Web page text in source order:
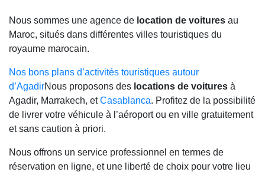
Nous sommes une agence de location de voitures au
Maroc, situés dans différentes villes touristiques du
royaume marocain.
Nos bons plans d’activités touristiques autour
d’AgadirNous proposons des locations de voitures à
Agadir, Marrakech, etCasablanca. Profitez de la possibilité
de livrer votre véhicule à l’aéroport ou en ville gratuitement
et sans caution à priori.
Nous offrons un service professionnel en termes de
réservation en ligne, et une liberté de choix pour votre lieu